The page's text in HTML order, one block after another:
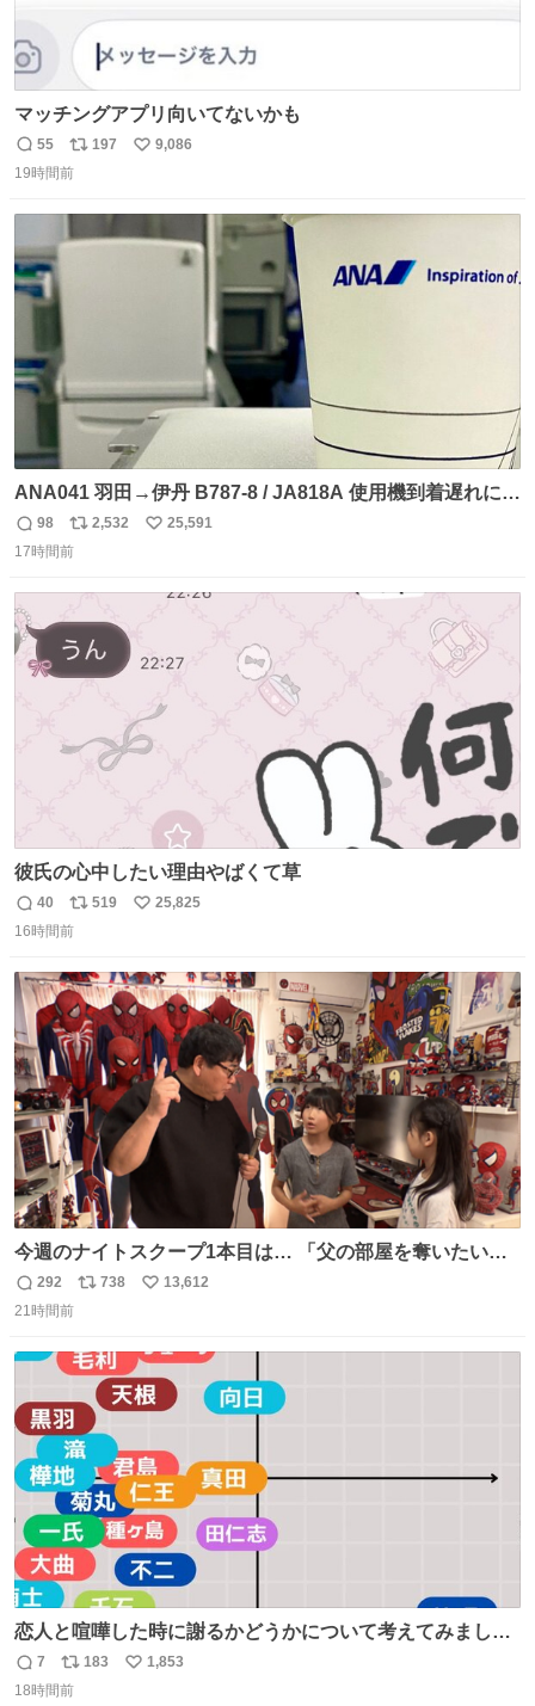
マッチングアプリ向いてないかも
返
信
55
リ
ポ
197
い
9,086
19時間前
ANA041 羽田→伊丹 B787-8 / JA818A 使用機到着遅れにつ
き 「安全に支障ない範囲で1分1秒でも遅延回復に努めてお
ります」と機長の気合い十分！ が、フライトは順調に進み
じられております」 でコンソメスープ吹き出しそうになり
ましたw
返
信
98
リ
ポ
2,532
い
25,591
17時間前
彼氏の心中したい理由やばくて草
返
信
40
リ
ポ
ト
数
519
い
数
25,825
16時間前
今週のナイトスクープ1本目は… 「父の部屋を奪いたい姉
妹」
返
信
292
リ
ト
738
い
数
13,612
21時間前
恋人と喧嘩した時に謝るかどうかについて考えてみました
💭 ▶︎自分から謝る or 悪くないなら謝らない ▶︎ねちねちす
る or さっぱりしている 個人的見解です！色々と許してく
返
信
7
リ
ポ
183
い
1,853
18時間前